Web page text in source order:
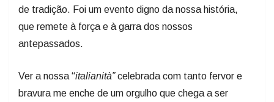
de tradição. Foi um evento digno da nossa história,
que remete à força e à garra dos nossos
antepassados.
Ver a nossa “italianità”celebrada com tanto fervor e
bravura me enche de um orgulho que chega a ser